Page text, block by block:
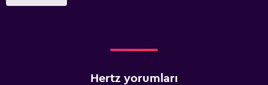
Hertz yorumları